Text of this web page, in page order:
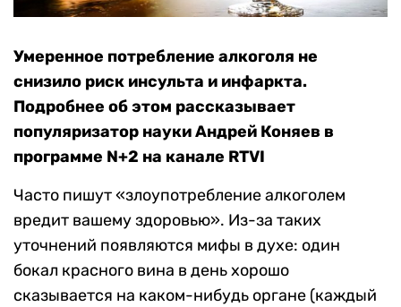
Умеренное потребление алкоголя не
снизило риск инсульта и инфаркта.
Подробнее об этом рассказывает
популяризатор науки Андрей Коняев в
программе N+2 на канале RTVI
Часто пишут «злоупотребление алкоголем
вредит вашему здоровью». Из-за таких
уточнений появляются мифы в духе: один
бокал красного вина в день хорошо
сказывается на каком-нибудь органе (каждый